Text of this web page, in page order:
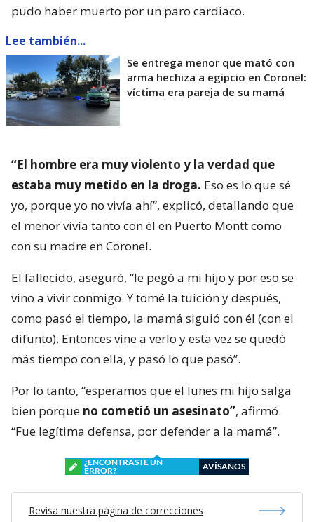
pudo haber muerto por un paro cardiaco.
Lee también...
Se entrega menor que mató con
arma hechiza a egipcio en Coronel:
víctima era pareja de su mamá
“El hombre era muy violento y la verdad que
estaba muy metido en la droga. Eso es lo que sé
yo, porque yo no vivía ahí”, explicó, detallando que
el menor vivía tanto con él en Puerto Montt como
con su madre en Coronel.
El fallecido, aseguró, “le pegó a mi hijo y por eso se
vino a vivir conmigo. Y tomé la tuición y después,
como pasó el tiempo, la mamá siguió con él (con el
difunto). Entonces vine a verlo y esta vez se quedó
más tiempo con ella, y pasó lo que pasó”.
Por lo tanto, “esperamos que el lunes mi hijo salga
bien porque no cometió un asesinato”, afirmó.
“Fue legítima defensa, por defender a la mamá”.
¿ENCONTRASTE UN
ERROR?
AVÍSANOS
Revisa nuestra página de correcciones